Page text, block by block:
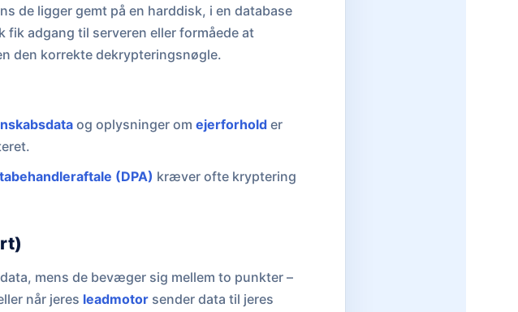
de ligger gemt på en harddisk, i en database
adgang til serveren eller formåede at
den korrekte dekrypteringsnøgle.
og oplysninger omejerforhold er
(DPA) kræver ofte kryptering
mens de bevæger sig mellem to punkter –
når jeres leadmotorsender data til jeres